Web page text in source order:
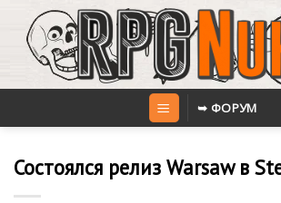
content
➥ ФОРУМ
Состоялся релиз Warsaw в